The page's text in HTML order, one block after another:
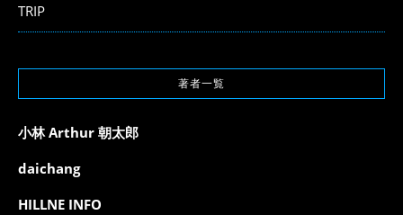
TRIP
著者一覧
小林 Arthur 朝太郎
daichang
HILLNE INFO